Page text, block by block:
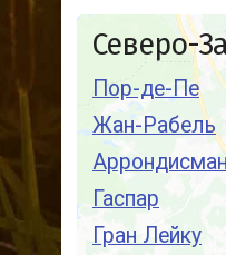
Северо-
Пор-де-Пе
Жан-Рабель
Гаспар
Гран Лейку